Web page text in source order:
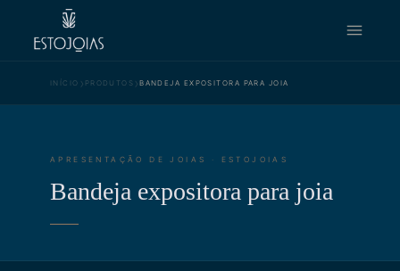
INÍCIO › PRODUTOS ›BANDEJA EXPOSITORA PARA JOIA
APRESENTAÇÃO DE JOIAS · ESTOJOIAS
Bandeja expositora para joia